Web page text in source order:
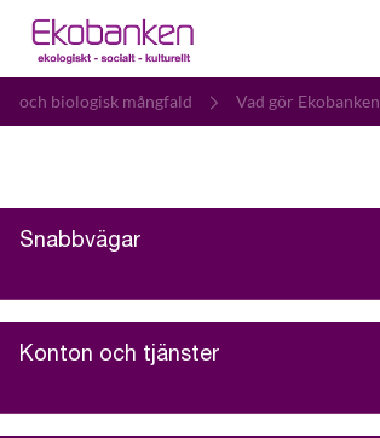
och biologisk mångfald Vad gör Ekobanken
Snabbvägar
Konton och tjänster